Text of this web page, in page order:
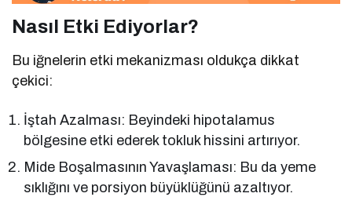
Nasıl Etki Ediyorlar?
Bu iğnelerin etki mekanizması oldukça dikkat
çekici:
İştah Azalması: Beyindeki hipotalamus
bölgesine etki ederek tokluk hissini artırıyor.
Mide Boşalmasının Yavaşlaması: Bu da yeme
sıklığını ve porsiyon büyüklüğünü azaltıyor.